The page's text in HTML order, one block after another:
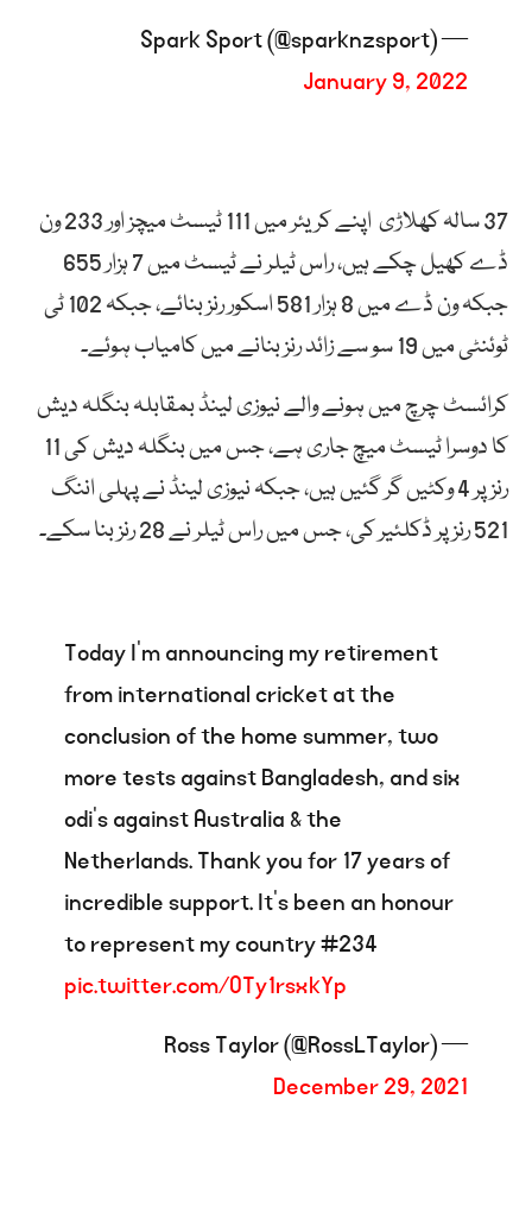
— Spark Sport (@sparknzsport)
January 9, 2022
37 سالہ کھلاڑی اپنے کریئر میں 111 ٹیسٹ میچز اور 233 ون
ڈے کھیل چکے ہیں، راس ٹیلر نے ٹیسٹ میں 7 ہزار 655
جبکہ ون ڈے میں 8 ہزار 581 اسکور رنز بنائے، جبکہ 102 ٹی
ٹوئنٹی میں 19 سو سے زائد رنز بنانے میں کامیاب ہوئے۔
کرائسٹ چرچ میں ہونے والے نیوزی لینڈ بمقابلہ بنگلہ دیش
کا دوسرا ٹیسٹ میچ جاری ہے، جس میں بنگلہ دیش کی 11
رنز پر 4 وکٹیں گر گئیں ہیں، جبکہ نیوزی لینڈ نے پہلی اننگ
521 رنز پر ڈکلئیر کی، جس میں راس ٹیلر نے 28 رنز بنا سکے۔
Today I’m announcing my retirement
from international cricket at the
conclusion of the home summer, two
more tests against Bangladesh, and six
odi’s against Australia & the
Netherlands. Thank you for 17 years of
incredible support. It’s been an honour
to represent my country #234
pic.twitter.com/OTy1rsxkYp
— Ross Taylor (@RossLTaylor)
December 29, 2021